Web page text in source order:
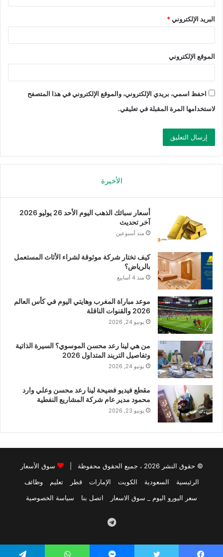
البريد الإلكتروني*
الموقع الإلكتروني
احفظ اسمي، بريدي الإلكتروني، والموقع الإلكتروني في هذا المتصفح
لاستخدامها المرة المقبلة في تعليقي.
الأخيرة
أسعار سبائك الذهب اليوم الأحد 26 يوليو 2026
آخر تحديث
منذ أسبوعين
كيف تختار شركة موثوقة لشراء الأثاث المستعمل
بالرياض؟
منذ 4 أسابيع
موعد مباراة المغرب وهايتي اليوم في كأس العالم
2026 والقنوات الناقلة
يونيو 24, 2026
من هي لينا رعد محسن الموسوي؟ السيرة الذاتية
وتفاصيل التريند المتداول 2026
يونيو 24, 2026
مقطع فيديو فضيحة لينا رعد محسن وعلي وارد
محمود مدير عام شركة المشاريع النفطية
يونيو 23, 2026
© حقوق النشر 2026 ، جميع الحقوق محفوظة |
سوق الأسعار
الرئيسية
السعودية الكويت الإمارات قطر تعليم
وظائف
سعر اليورو اليوم _ سوق الاسعار
اتصل بنا سياسة الخصوصية
Telegram